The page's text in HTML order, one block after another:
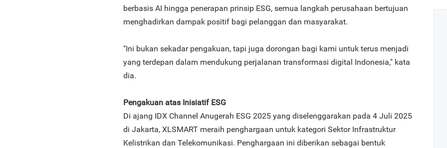
berbasis AI hingga penerapan prinsip ESG, semua langkah perusahaan bertujuan
menghadirkan dampak positif bagi pelanggan dan masyarakat.
"Ini bukan sekadar pengakuan, tapi juga dorongan bagi kami untuk terus menjadi
yang terdepan dalam mendukung perjalanan transformasi digital Indonesia," kata
dia.
Pengakuan atas Inisiatif ESG
Di ajang IDX Channel Anugerah ESG 2025 yang diselenggarakan pada 4 Juli 2025
di Jakarta, XLSMART meraih penghargaan untuk kategori Sektor Infrastruktur
Kelistrikan dan Telekomunikasi. Penghargaan ini diberikan sebagai bentuk